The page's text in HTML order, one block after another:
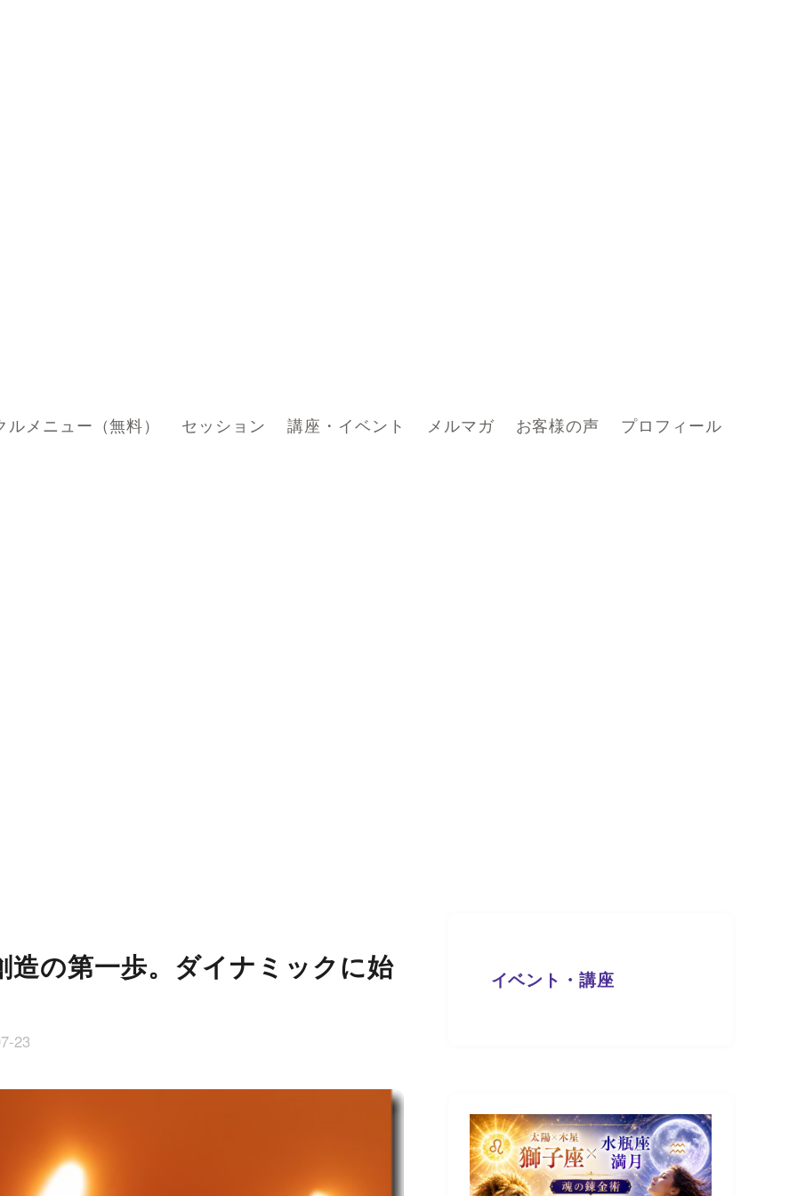
ルメニュー（無料） セッション 講座・イベント メルマガ お客様の声 プロフィール
造の第一歩。ダイナミックに始
23
イベント・講座